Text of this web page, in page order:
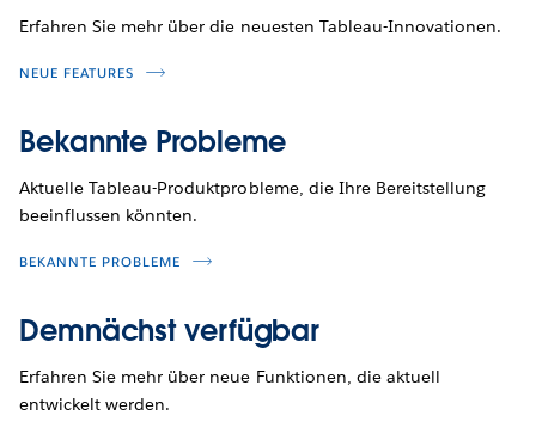
Erfahren Sie mehr über die neuesten Tableau-Innovationen.
NEUE FEATURES
Bekannte Probleme
Aktuelle Tableau-Produktprobleme, die Ihre Bereitstellung
beeinflussen könnten.
BEKANNTE PROBLEME
Demnächst verfügbar
Erfahren Sie mehr über neue Funktionen, die aktuell
entwickelt werden.